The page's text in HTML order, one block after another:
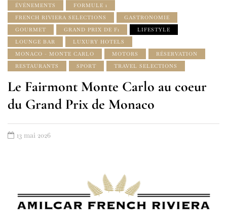
ÉVÉNEMENTS
FORMULE 1
FRENCH RIVIERA SELECTIONS
GASTRONOMIE
GOURMET
GRAND PRIX DE F1
LIFESTYLE
LOUNGE BAR
LUXURY HOTELS
MONACO - MONTE CARLO
MOTORS
RÉSERVATION
RESTAURANTS
SPORT TRAVEL SELECTIONS
Le Fairmont Monte Carlo au coeur
du Grand Prix de Monaco
13 mai 2026